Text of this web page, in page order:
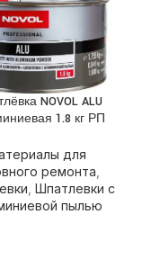
NOVOL ALU
1.8 кг РП
для
ремонта
Шпатлевки с
пылью